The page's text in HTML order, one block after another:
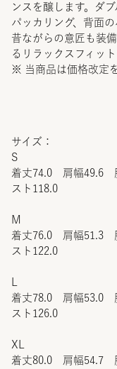
ンスを醸します。ダ
パッカリング、背面
昔ながらの意匠も装
るリラックスフィット
※ 当商品は価格改定
サイズ：
S
着丈74.0 肩幅49.6
スト118.0
M
着丈76.0 肩幅51.3
スト122.0
着丈78.0 肩幅53.0
スト126.0
XL
着丈80.0 肩幅54.7